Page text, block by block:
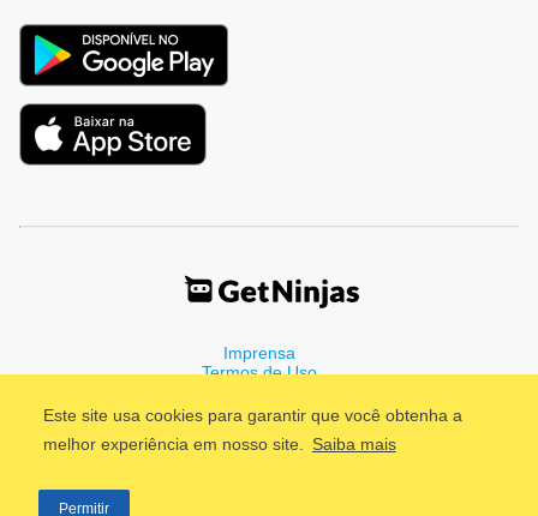
Este site usa cookies para garantir que você obtenha a
melhor experiência em nosso site. Saiba mais
Permitir
Imprensa
Termos de Uso
©2011 - 2026, GetNinjas LTDA. CNPJ 55.744.877/0001-89 - Rua